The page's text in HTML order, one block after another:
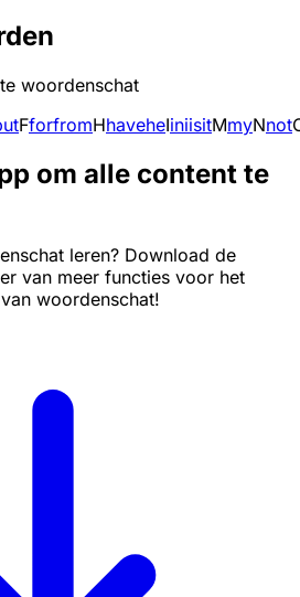
woordenschat
FforfromHhaveheIiniisitMmyNnot
om alle content te
leren? Download de
van meer functies voor het
woordenschat!